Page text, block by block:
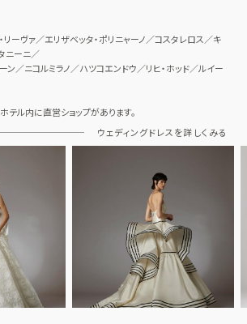
リーヴァ／エリザベッタ・ポリニャーノ／コスタレロス／キ
ニーニ／
ン／ニコルミラノ／ハツコエンドウ／リヒ・ホッド／ルイー
テル内に直営ショップがあります。
ウェディングドレスを詳しくみる